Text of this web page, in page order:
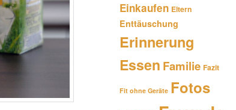
Einkaufen Eltern
Enttäuschung
Erinnerung
Essen Familie Fazit
Fit ohne Geräte Fotos